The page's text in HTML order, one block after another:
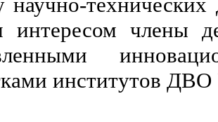
интересом члены
институтов